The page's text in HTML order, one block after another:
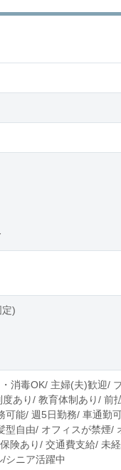
)
消毒OK/ 主婦(夫)歓迎/
あり/ 教育体制あり/ 前
可能/ 週5日勤務/ 車通勤
自由/ オフィスが禁煙/
険あり/ 交通費支給/ 未
シニア活躍中